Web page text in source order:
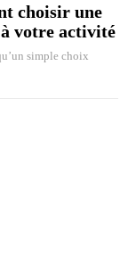
choisir une
à votre activité
simple choix